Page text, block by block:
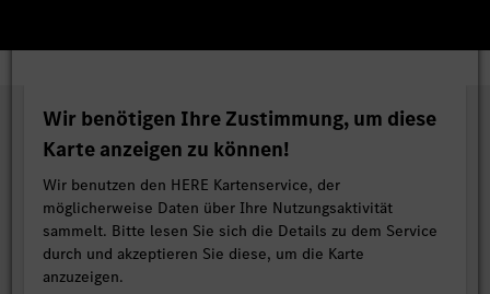
Wir benötigen Ihre Zustimmung, um diese
Karte anzeigen zu können!
Wir benutzen den HERE Kartenservice, der
möglicherweise Daten über Ihre Nutzungsaktivität
sammelt. Bitte lesen Sie sich die Details zu dem Service
durch und akzeptieren Sie diese, um die Karte
anzuzeigen.